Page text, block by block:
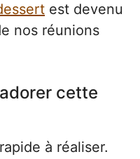
est devenu
nos réunions
cette
à réaliser.